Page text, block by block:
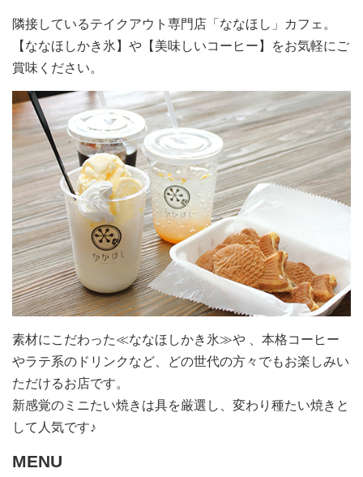
隣接しているテイクアウト専門店「ななほし」カフェ。
【ななほしかき氷】や【美味しいコーヒー】をお気軽にご
賞味ください。
素材にこだわった≪ななほしかき氷≫や 、本格コーヒー
やラテ系のドリンクなど、どの世代の方々でもお楽しみい
ただけるお店です。
新感覚のミニたい焼きは具を厳選し、変わり種たい焼きと
して人気です♪
MENU